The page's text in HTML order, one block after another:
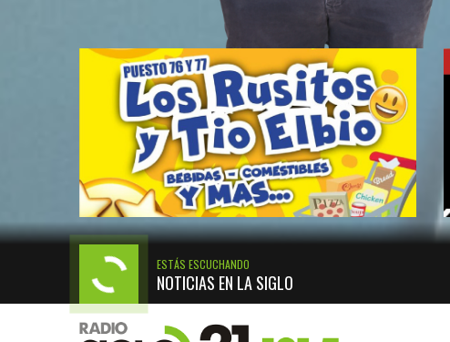
ESTÁS ESCUCHANDO
NOTICIAS EN LA SIGLO